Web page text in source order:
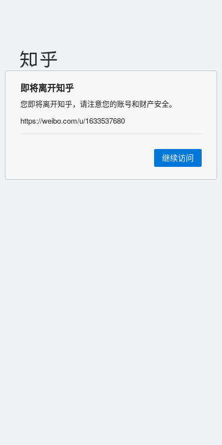
即将离开知乎
您即将离开知乎，请注意您的账号和财产安全。
https://weibo.com/u/1633537680
继续访问